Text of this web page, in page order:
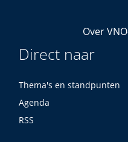
Over
Direct naar
Thema's en standpunten
Agenda
RSS